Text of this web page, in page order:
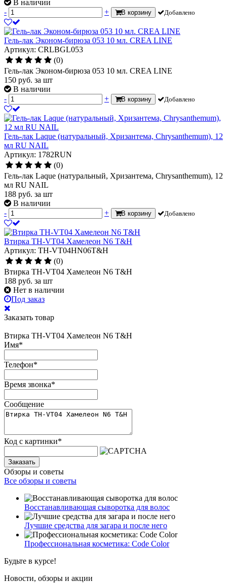
В наличии
-
+ В корзину Добавлено
Гель-лак Эконом-бирюза 053 10 мл. CREA LINE
Артикул: CRLBGL053
(0)
Гель-лак Эконом-бирюза 053 10 мл. CREA LINE
150 руб. за шт
В наличии
-
+ В корзину Добавлено
Гель-лак Laque (натуральный, Хризантема, Chrysanthemum), 12
мл RU NAIL
Артикул: 1782RUN
(0)
Гель-лак Laque (натуральный, Хризантема, Chrysanthemum), 12
мл RU NAIL
188 руб. за шт
В наличии
-
+ В корзину Добавлено
Втирка TH-VT04 Хамелеон N6 T&H
Артикул: TH-VT04HN06T&H
(0)
Втирка TH-VT04 Хамелеон N6 T&H
188 руб. за шт
Нет в наличии
Под заказ
Заказать товар
Втирка TH-VT04 Хамелеон N6 T&H
Имя*
Телефон*
Время звонка*
Сообщение
Код с картинки*
Заказать
Обзоры и советы
Все обзоры и советы
Восстанавливающая сыворотка для волос
Лучшие средства для загара и после него
Профессиональная косметика: Code Color
Будьте в курсе!
Новости, обзоры и акции